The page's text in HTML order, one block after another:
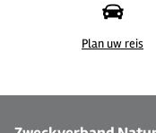
Plan uw reis